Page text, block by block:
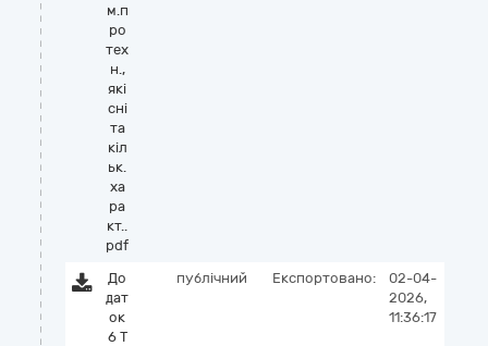
м.п
ро
тех
н.,
які
сні
та
кіл
ьк.
ха
ра
кт..
pdf
До
дат
ок
6 Т
публічний Експортовано:
02-04-
2026,
11:36:17